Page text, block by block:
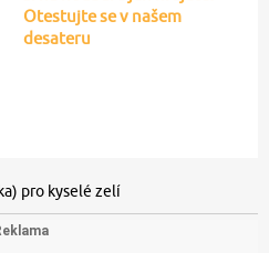
Otestujte se v našem
desateru
pro kyselé zelí